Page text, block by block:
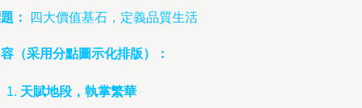
： 四大價值基石，定義品質生活
（采用分點圖示化排版）：
天賦地段，執掌繁華